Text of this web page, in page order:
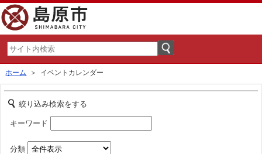
ホーム ＞ イベントカレンダー
絞り込み検索をする
キーワード
分類